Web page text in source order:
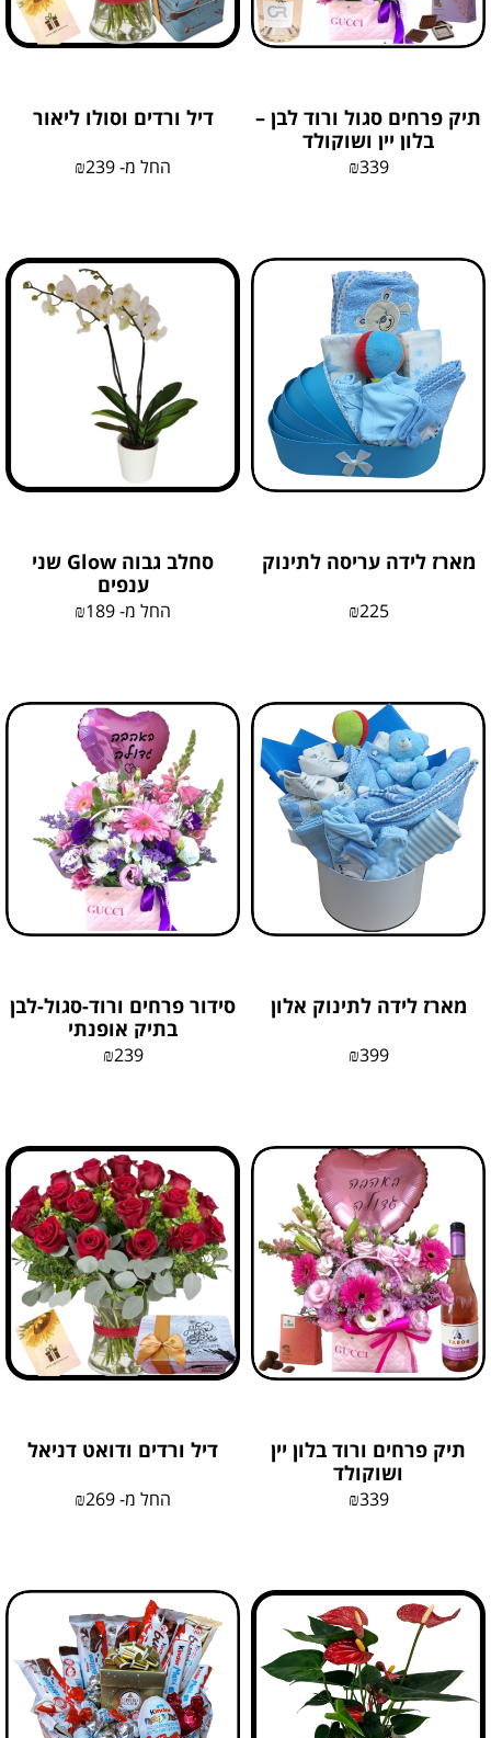
תיק פרחים סגול ורוד לבן –
בלון יין ושוקולד
₪339
דיל ורדים וסולו ליאור
החל מ- ₪239
מארז לידה עריסה לתינוק
₪225
סחלב גבוה Glow שני
ענפים
החל מ- ₪189
מארז לידה לתינוק אלון
₪399
סידור פרחים ורוד-סגול-לבן
בתיק אופנתי
₪239
תיק פרחים ורוד בלון יין
ושוקולד
₪339
דיל ורדים ודואט דניאל
החל מ- ₪269